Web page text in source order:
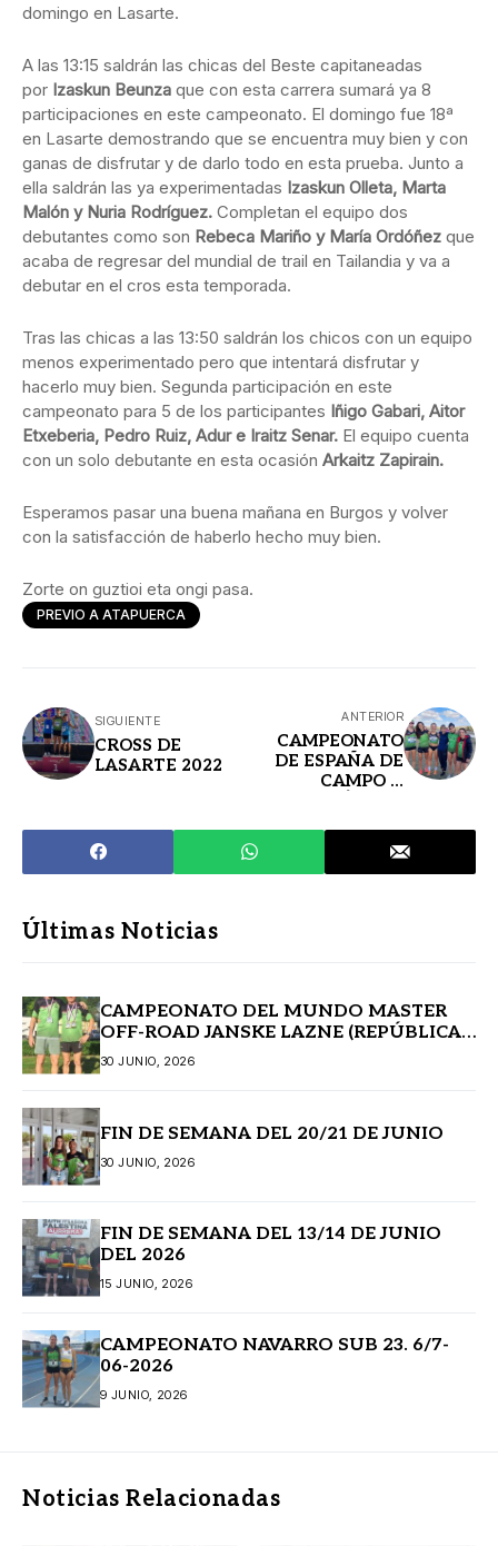
domingo en Lasarte.
A las 13:15 saldrán las chicas del Beste capitaneadas
por Izaskun Beunza que con esta carrera sumará ya 8
participaciones en este campeonato. El domingo fue 18ª
en Lasarte demostrando que se encuentra muy bien y con
ganas de disfrutar y de darlo todo en esta prueba. Junto a
ella saldrán las ya experimentadas Izaskun Olleta, Marta
Malón y Nuria Rodríguez. Completan el equipo dos
debutantes como son Rebeca Mariño y María Ordóñez que
acaba de regresar del mundial de trail en Tailandia y va a
debutar en el cros esta temporada.
Tras las chicas a las 13:50 saldrán los chicos con un equipo
menos experimentado pero que intentará disfrutar y
hacerlo muy bien. Segunda participación en este
campeonato para 5 de los participantes Iñigo Gabari, Aitor
Etxeberia, Pedro Ruiz, Adur e Iraitz Senar. El equipo cuenta
con un solo debutante en esta ocasión Arkaitz Zapirain.
Esperamos pasar una buena mañana en Burgos y volver
con la satisfacción de haberlo hecho muy bien.
Zorte on guztioi eta ongi pasa.
PREVIO A ATAPUERCA
SIGUIENTE
CROSS DE
LASARTE 2022
ANTERIOR
CAMPEONATO
DE ESPAÑA DE
CAMPO A
Últimas Noticias
CAMPEONATO DEL MUNDO MASTER
OFF-ROAD JANSKE LAZNE (REPÚBLICA
CHECA)
30 JUNIO, 2026
FIN DE SEMANA DEL 20/21 DE JUNIO
30 JUNIO, 2026
FIN DE SEMANA DEL 13/14 DE JUNIO
DEL 2026
15 JUNIO, 2026
CAMPEONATO NAVARRO SUB 23. 6/7-
06-2026
9 JUNIO, 2026
Noticias Relacionadas